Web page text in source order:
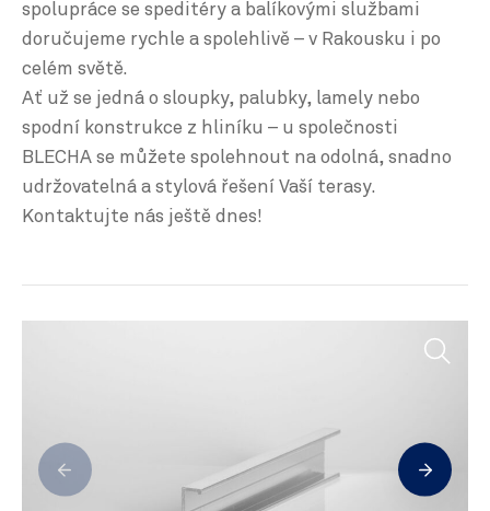
spolupráce se speditéry a balíkovými službami
doručujeme rychle a spolehlivě – v Rakousku i po
celém světě.
Ať už se jedná o sloupky, palubky, lamely nebo
spodní konstrukce z hliníku – u společnosti
BLECHA se můžete spolehnout na odolná, snadno
udržovatelná a stylová řešení Vaší terasy.
Kontaktujte nás ještě dnes!